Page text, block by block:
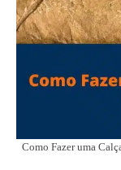
Como Fazer uma